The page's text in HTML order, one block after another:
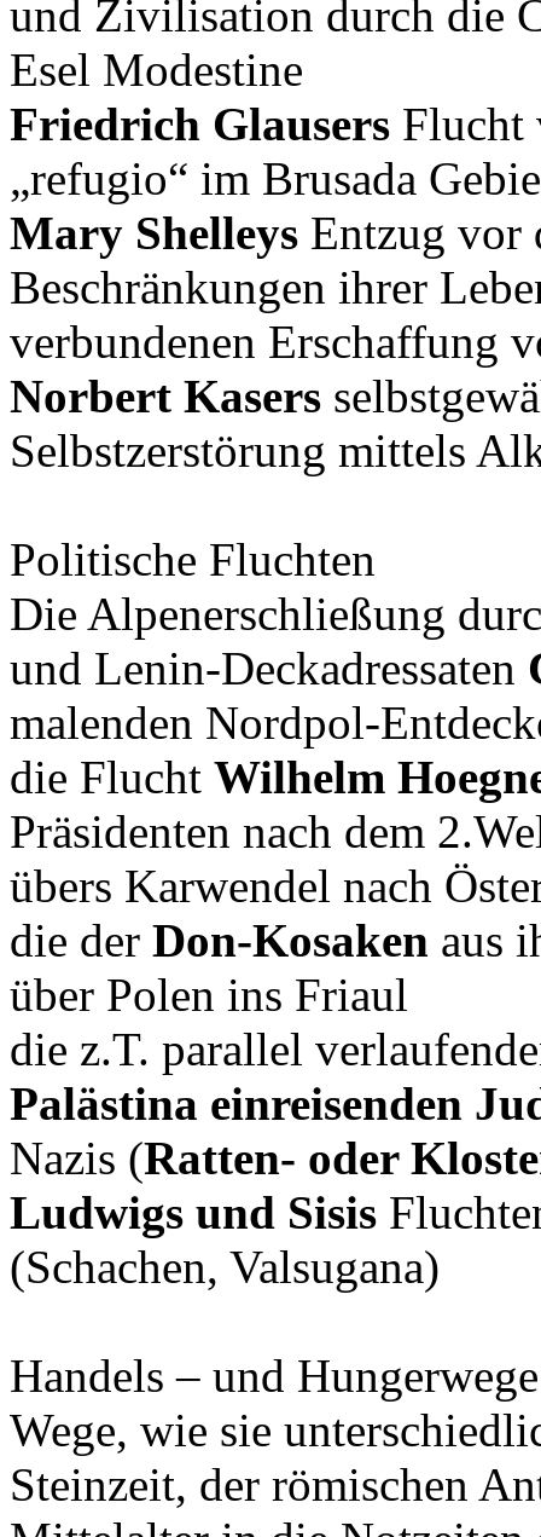
und Zivilisation durch die
Esel Modestine
Friedrich Glausers Flucht
„refugio“ im Brusada
Mary Shelleys Entzug vor
Beschränkungen ihrer
verbundenen Erschaffung
Norbert Kasers
Selbstzerstörung mittels
Politische Fluchten
Die Alpenerschließung
und Lenin-Deckadressaten
malenden Nordpol-
die Flucht Wilhelm
Präsidenten nach dem
übers Karwendel nach
die der Don-Kosaken aus
über Polen ins Friaul
die z.T. parallel
Palästina einreisenden
Nazis (Ratten- oder
Ludwigs und Sisis
(Schachen, Valsugana)
Handels – und Hungerwege
Wege, wie sie
Steinzeit, der römischen